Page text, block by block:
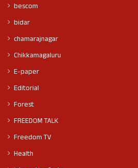
bescom
bidar
chamarajnagar
Chikkamagaluru
E-paper
Editorial
Forest
FREEDOM TALK
Freedom TV
Health